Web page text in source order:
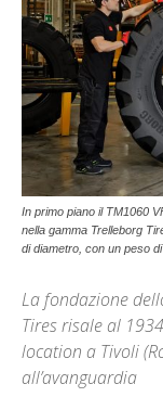
In primo piano il TM1060
nella gamma Trelleborg
di diametro, con un peso
La fondazione
Tires risale al
location a Tivoli
all’avanguardia